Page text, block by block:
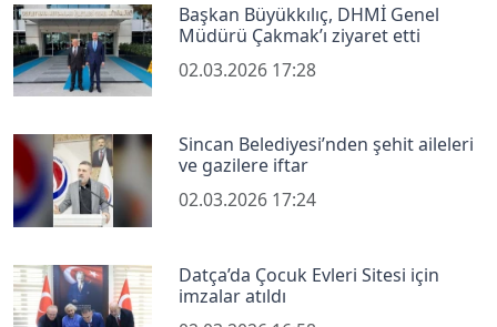
Başkan Büyükkılıç, DHMİ Genel
Müdürü Çakmak’ı ziyaret etti
02.03.2026 17:28
Sincan Belediyesi’nden şehit aileleri
ve gazilere iftar
02.03.2026 17:24
Datça’da Çocuk Evleri Sitesi için
imzalar atıldı